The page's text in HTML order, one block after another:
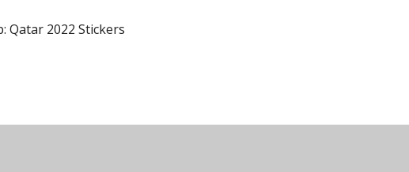
Qatar 2022 Stickers